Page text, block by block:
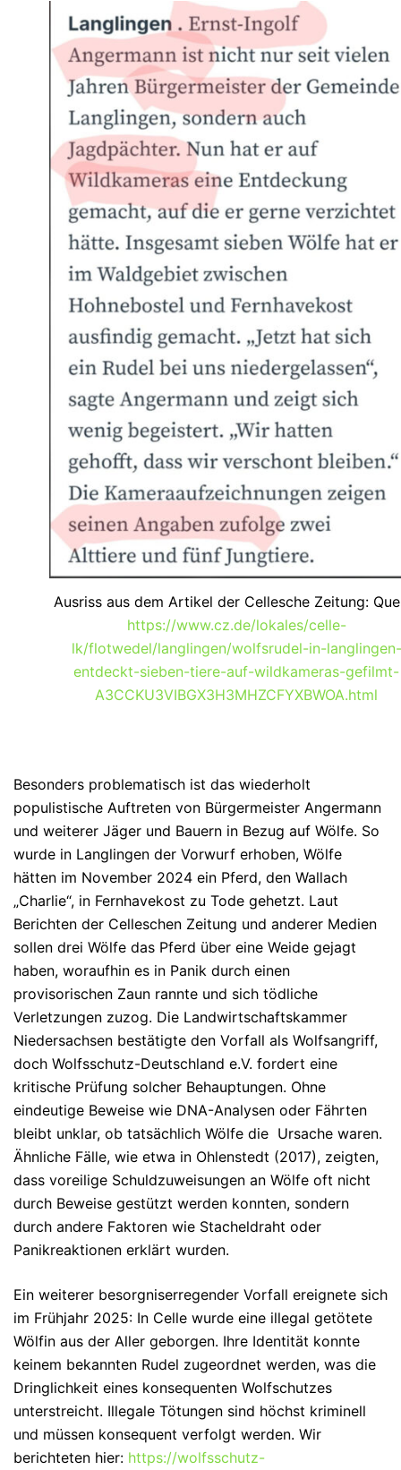
Ausriss aus dem Artikel der Cellesche Zeitung:
https://www.cz.de/lokales/celle-
lk/flotwedel/langlingen/wolfsrudel-in-langlingen-
entdeckt-sieben-tiere-auf-wildkameras-gefilmt-
A3CCKU3VIBGX3H3MHZCFYXBWOA.html
Besonders problematisch ist das wiederholt
populistische Auftreten von Bürgermeister Angermann
und weiterer Jäger und Bauern in Bezug auf Wölfe. So
wurde in Langlingen der Vorwurf erhoben, Wölfe
hätten im November 2024 ein Pferd, den Wallach
„Charlie“, in Fernhavekost zu Tode gehetzt. Laut
Berichten der Celleschen Zeitung und anderer Medien
sollen drei Wölfe das Pferd über eine Weide gejagt
haben, woraufhin es in Panik durch einen
provisorischen Zaun rannte und sich tödliche
Verletzungen zuzog. Die Landwirtschaftskammer
Niedersachsen bestätigte den Vorfall als Wolfsangriff,
doch Wolfsschutz-Deutschland e.V. fordert eine
kritische Prüfung solcher Behauptungen. Ohne
eindeutige Beweise wie DNA-Analysen oder Fährten
bleibt unklar, ob tatsächlich Wölfe die Ursache waren.
Ähnliche Fälle, wie etwa in Ohlenstedt (2017), zeigten,
dass voreilige Schuldzuweisungen an Wölfe oft nicht
durch Beweise gestützt werden konnten, sondern
durch andere Faktoren wie Stacheldraht oder
Panikreaktionen erklärt wurden.
Ein weiterer besorgniserregender Vorfall ereignete sich
im Frühjahr 2025: In Celle wurde eine illegal getötete
Wölfin aus der Aller geborgen. Ihre Identität konnte
keinem bekannten Rudel zugeordnet werden, was die
Dringlichkeit eines konsequenten Wolfschutzes
unterstreicht. Illegale Tötungen sind höchst kriminell
und müssen konsequent verfolgt werden. Wir
berichteten hier: https://wolfsschutz-